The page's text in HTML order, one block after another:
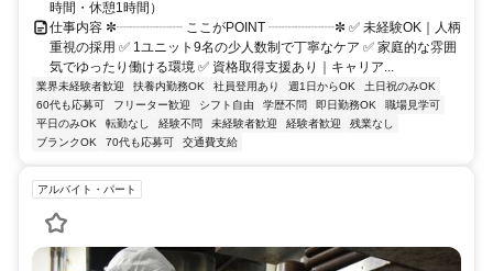
ご連絡ください。
時間・休憩1時間）
仕事内容 ✼┈┈┈┈┈ ここがPOINT ┈┈┈┈┈✼ ✅ 未経験OK｜人柄
重視の採用 ✅ 1ユニット9名の少人数制で丁寧なケア ✅ 家庭的な雰囲
気でゆったり働ける環境 ✅ 資格取得支援あり｜キャリア...
業界未経験者歓迎 扶養内勤務OK 社員登用あり 週1日からOK
土日祝のみOK
60代も応募可
フリーター歓迎 シフト自由 学歴不問 即日勤務OK
職場見学可
平日のみOK
転勤なし 経験不問 未経験者歓迎 経験者歓迎
残業なし
ブランクOK
70代も応募可 交通費支給
アルバイト・パート